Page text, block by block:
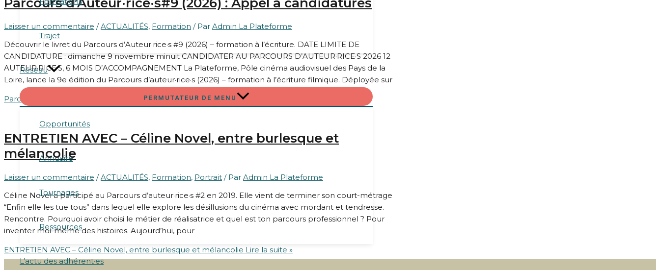
Trajet
Réseau
PERMUTATEUR DE MENU
Opportunités
Annuaire
Tournages
Ressources
L’actu des adhérent·es
Laisser un commentaire /ACTUALITÉS, Formation / Par Admin La Plateforme
Découvrir le livret du Parcours d’Auteur·rice·s #9 (2026) – formation à l’écriture. DATE LIMITE DE
CANDIDATURE : dimanche 9 novembre minuit CANDIDATER AU PARCOURS D’AUTEUR·RICE·S 2026 12
AUTEUR·RICE·S, 6 MOIS D’ACCOMPAGNEMENT La Plateforme, Pôle cinéma audiovisuel des Pays de la
Loire, lance la 9e édition du Parcours d’auteur·rice·s (2026) – formation à l’écriture filmique. Déployée sur
Parcours d’Auteur·rice·s#9 (2026) : Appel à candidatures Lire la suite »
ENTRETIEN AVEC – Céline Novel, entre burlesque et
mélancolie
Laisser un commentaire /ACTUALITÉS, Formation, Portrait / Par Admin La Plateforme
Céline Novel a participé au Parcours d’auteur·rice·s #2 en 2019. Elle vient de terminer son court-métrage
“Enfin elle les tue tous” dans lequel elle explore les désillusions du cinéma avec mordant et tendresse.
Rencontre. Pourquoi avoir choisi le métier de réalisatrice et quel est ton parcours professionnel ? Pour
inventer moi-même des histoires. Aujourd’hui, pour
ENTRETIEN AVEC – Céline Novel, entre burlesque et mélancolie Lire la suite »